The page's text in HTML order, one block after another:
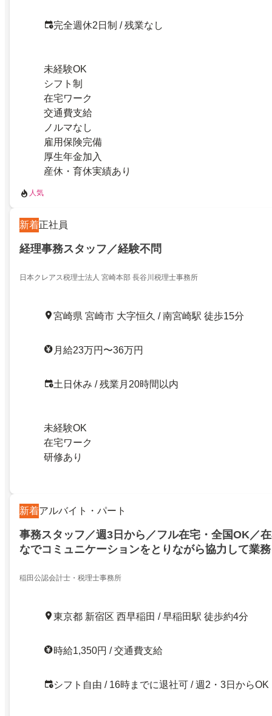
完全週休2日制 / 残業なし
未経験OK
シフト制
在宅ワーク
交通費支給
ノルマなし
雇用保険完備
厚生年金加入
産休・育休実績あり
人気
新着正社員
経理事務スタッフ／経験不問
日本クレアス税理士法人 宮崎本部 長谷川税理士事務所
宮崎県 宮崎市 大字恒久 / 南宮崎駅 徒歩15分
月給23万円〜36万円
土日休み / 残業月20時間以内
未経験OK
在宅ワーク
研修あり
新着アルバイト・パート
事務スタッフ／週3日から／フル在宅・全国OK／
なでコミュニケーションをとりながら協力して業
稲田公認会計士・税理士事務所
東京都 新宿区 西早稲田 / 早稲田駅 徒歩約4分
時給1,350円 / 交通費支給
シフト自由 / 16時までに退社可 / 週2・3日からOK